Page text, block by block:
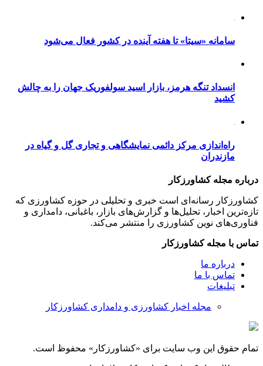
سامانه «سیتا» تا هفته آینده در کشور فعال می‌شود
انسداد تنگه هرمز، بازار اسید سولفوریک جهان را به چالش
کشید
راه‌اندازی مرکز دائمی نمایشگاهی و تجاری گل و گیاه در
مازندران
درباره مجله کشاورزکار
کشاورزکار رسانه‌ای است خبری و تحلیلی در حوزه کشاورزی که
تازه‌ترین اخبار، تحلیل‌ها و گزارش‌های بازار، باغبانی، دامداری و
فناوری‌های نوین کشاورزی را منتشر می‌کند.
تماس با مجله کشاورزکار
درباره ما
تماس با ما
تبلیغات
مجله اخبار کشاورزی و دامداری کشاورزکار
تمام حقوق این وب سایت برای «کشاورزکار» محفوظ است.